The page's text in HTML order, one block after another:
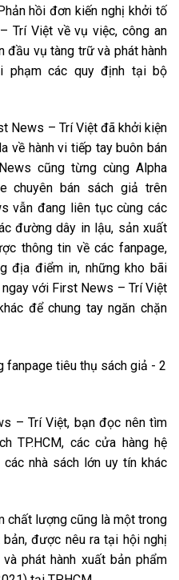
hồi đơn kiến nghị khởi tố
Trí Việt về vụ việc, công an
đầu vụ tàng trữ và phát hành
phạm các quy định tại bộ
News – Trí Việt đã khởi kiện
về hành vi tiếp tay buôn bán
cũng từng cùng Alpha
chuyên bán sách giả trên
vẫn đang liên tục cùng các
đường dây in lậu, sản xuất
thông tin về các fanpage,
địa điểm in, những kho bãi
với First News – Trí Việt
để chung tay ngăn chặn
– Trí Việt, bạn đọc nên tìm
TP.HCM, các cửa hàng hệ
các nhà sách lớn uy tín khác
chất lượng cũng là một trong
được nêu ra tại hội nghị
phát hành xuất bản phẩm